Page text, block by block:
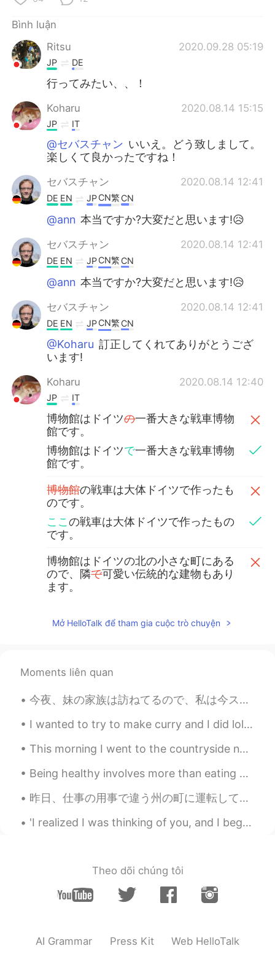
Bình luận
Ritsu
2020.09.28 05:19
JP DE
行ってみたい、、！
Koharu 2020.08.14 15:15
JP IT
@セバスチャン いいえ。どう致しまして。
楽しくて良かったですね！
セバスチャン 2020.08.14 12:41
DE EN JPCN繁 CN
@ann 本当ですか?大変だと思います!😥
セバスチャン 2020.08.14 12:41
DE EN JPCN繁 CN
@ann 本当ですか?大変だと思います!😥
セバスチャン 2020.08.14 12:41
DE EN JPCN繁 CN
@Koharu 訂正してくれてありがとうござ
います!
Koharu 2020.08.14 12:40
JP IT
博物館はドイツの一番大きな戦車博物
館です。
博物館はドイツで一番大きな戦車博物
館です。
博物館の戦車は大体ドイツで作ったも
のです。
ここの戦車は大体ドイツで作ったもの
です。
博物館はドイツの北の小さな町にある
ので、隣で可愛い伝統的な建物もあり
ます。
ので、隣に 可愛い伝統的な建物もあり
良い一日でした
ann 2020.08.14 12:14
JP EN
My ex-husband was a former German
special force. It's a nightmare.
shou 2020.08.14 09:01
JP EN
@セバスチャンドイツ語も勉強しないとい
けませんね😅 凄く興味深いです。
JP CN繁 CN
@Tomoかっこいいですね!
DE
Mở HelloTalk để tham gia cuộc trò chuyện
Moments liên quan
今夜、妹の家族は訪ねてるので、私は今ステーキをバーベキューしてる 🥩 Tonight my little sister’s family is visiting, so right now I...
I wanted to try to make curry and I did lol but I used pork instead of beef and I used noodles in...
This morning I went to the countryside near my hometown and enjoyed a peaceful walk. No traffic,...
Being healthy involves more than eating an occasional salad or going for a short walk once every ...
昨日、仕事の用事で違う州の町に運転して行った。 Yesterday on errands for work I drove to a town in a different county 山の...
'I realized I was thinking of you, and I began to wonder how long you've been on my mind. Then it...
Theo dõi chúng tôi
AI Grammar Press Kit Web HelloTalk